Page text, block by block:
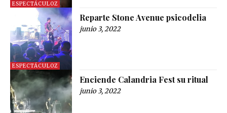
ESPECTÁCULOZ
ESPECTÁCULOZ
Reparte Stone Avenue psicodelia
junio 3, 2022
Enciende Calandria Fest su ritual
junio 3, 2022